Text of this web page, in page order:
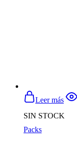
SIN STOCK
Leer más
Packs